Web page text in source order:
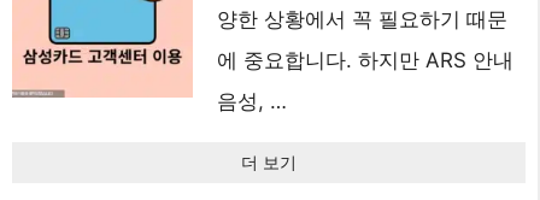
양한 상황에서 꼭 필요하기 때문
에 중요합니다. 하지만 ARS 안내
음성, …
더 보기